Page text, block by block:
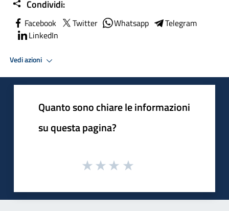
Condividi:
Facebook Twitter Whatsapp
Telegram
LinkedIn
Vedi azioni
Quanto sono chiare le informazioni
su questa pagina?